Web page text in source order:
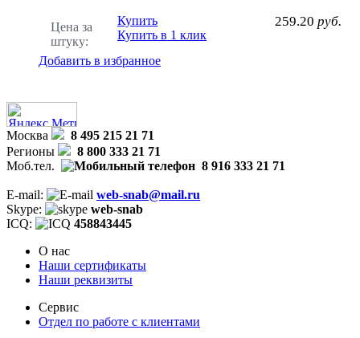
Цена за
штуку:
259.20 руб.
Купить
Купить в 1 клик
Добавить в избранное
Москва
8 495 215 21 71
Регионы
8 800 333 21 71
Моб.тел.
8 916 333 21 71
E-mail:
web-snab@mail.ru
Skype:
web-snab
ICQ:
458843445
О нас
Наши сертификаты
Наши реквизиты
Сервис
Отдел по работе с клиентами